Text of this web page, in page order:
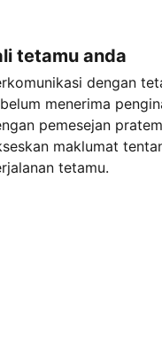
tetamu anda
dengan
menerima
pemesejan
maklumat
tetamu.